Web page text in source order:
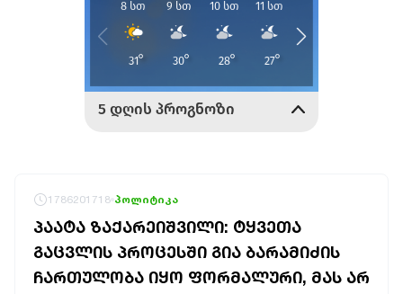
1786201718 პოლიტიკა
ᲞᲐᲐᲢᲐ ᲖᲐᲥᲐᲠᲔᲘᲨᲕᲘᲚᲘ: ᲢᲧᲕᲔᲗᲐ
ᲒᲐᲪᲕᲚᲘᲡ ᲞᲠᲝᲪᲔᲡᲨᲘ ᲒᲘᲐ ᲑᲐᲠᲐᲛᲘᲫᲘᲡ
ᲩᲐᲠᲗᲣᲚᲝᲑᲐ ᲘᲧᲝ ᲤᲝᲠᲛᲐᲚᲣᲠᲘ, ᲛᲐᲡ ᲐᲠ